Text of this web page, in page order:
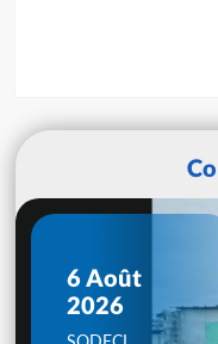
6 Août
2026